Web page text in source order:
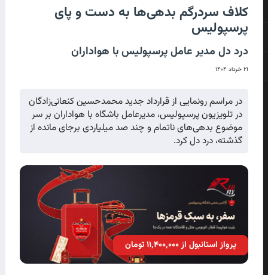
کلاف سردرگم بدهی‌ها به دست و پای
پرسپولیس
درد دل مدیر عامل پرسپولیس با هواداران
۲۱ خرداد ۱۴۰۴
در مراسم رونمایی از قرارداد جدید محمدحسین کنعانی‌زادگان
در تلویزیون پرسپولیس، مدیرعامل باشگاه با هواداران بر سر
موضوع بدهی‌های ناتمام و چند صد میلیاردی برجای مانده از
گذشته، درد دل کرد.
پرواز استانبول از ۱۱٬۴۰۰٬۰۰۰ تومان